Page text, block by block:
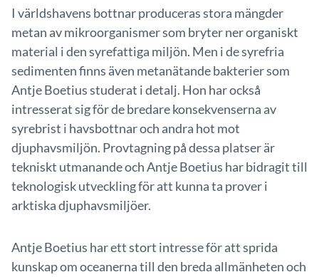
I världshavens bottnar produceras stora mängder
metan av mikroorganismer som bryter ner organiskt
material i den syrefattiga miljön. Men i de syrefria
sedimenten finns även metanätande bakterier som
Antje Boetius studerat i detalj. Hon har också
intresserat sig för de bredare konsekvenserna av
syrebrist i havsbottnar och andra hot mot
djuphavsmiljön. Provtagning på dessa platser är
tekniskt utmanande och Antje Boetius har bidragit till
teknologisk utveckling för att kunna ta prover i
arktiska djuphavsmiljöer.
Antje Boetius har ett stort intresse för att sprida
kunskap om oceanerna till den breda allmänheten och